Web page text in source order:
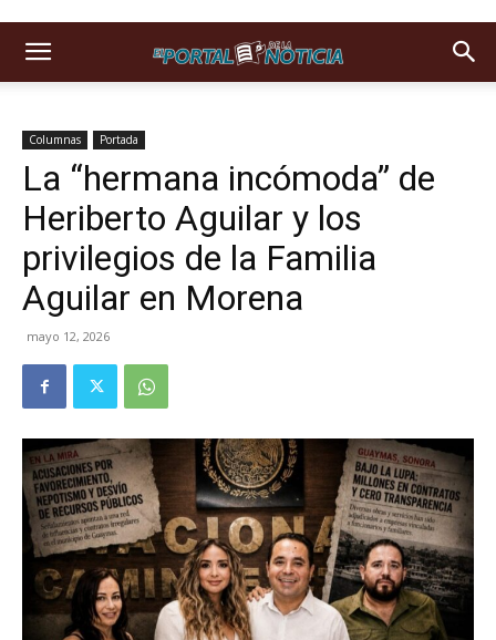
Columnas Portada
La “hermana incómoda” de
Heriberto Aguilar y los
privilegios de la Familia
Aguilar en Morena
mayo 12, 2026